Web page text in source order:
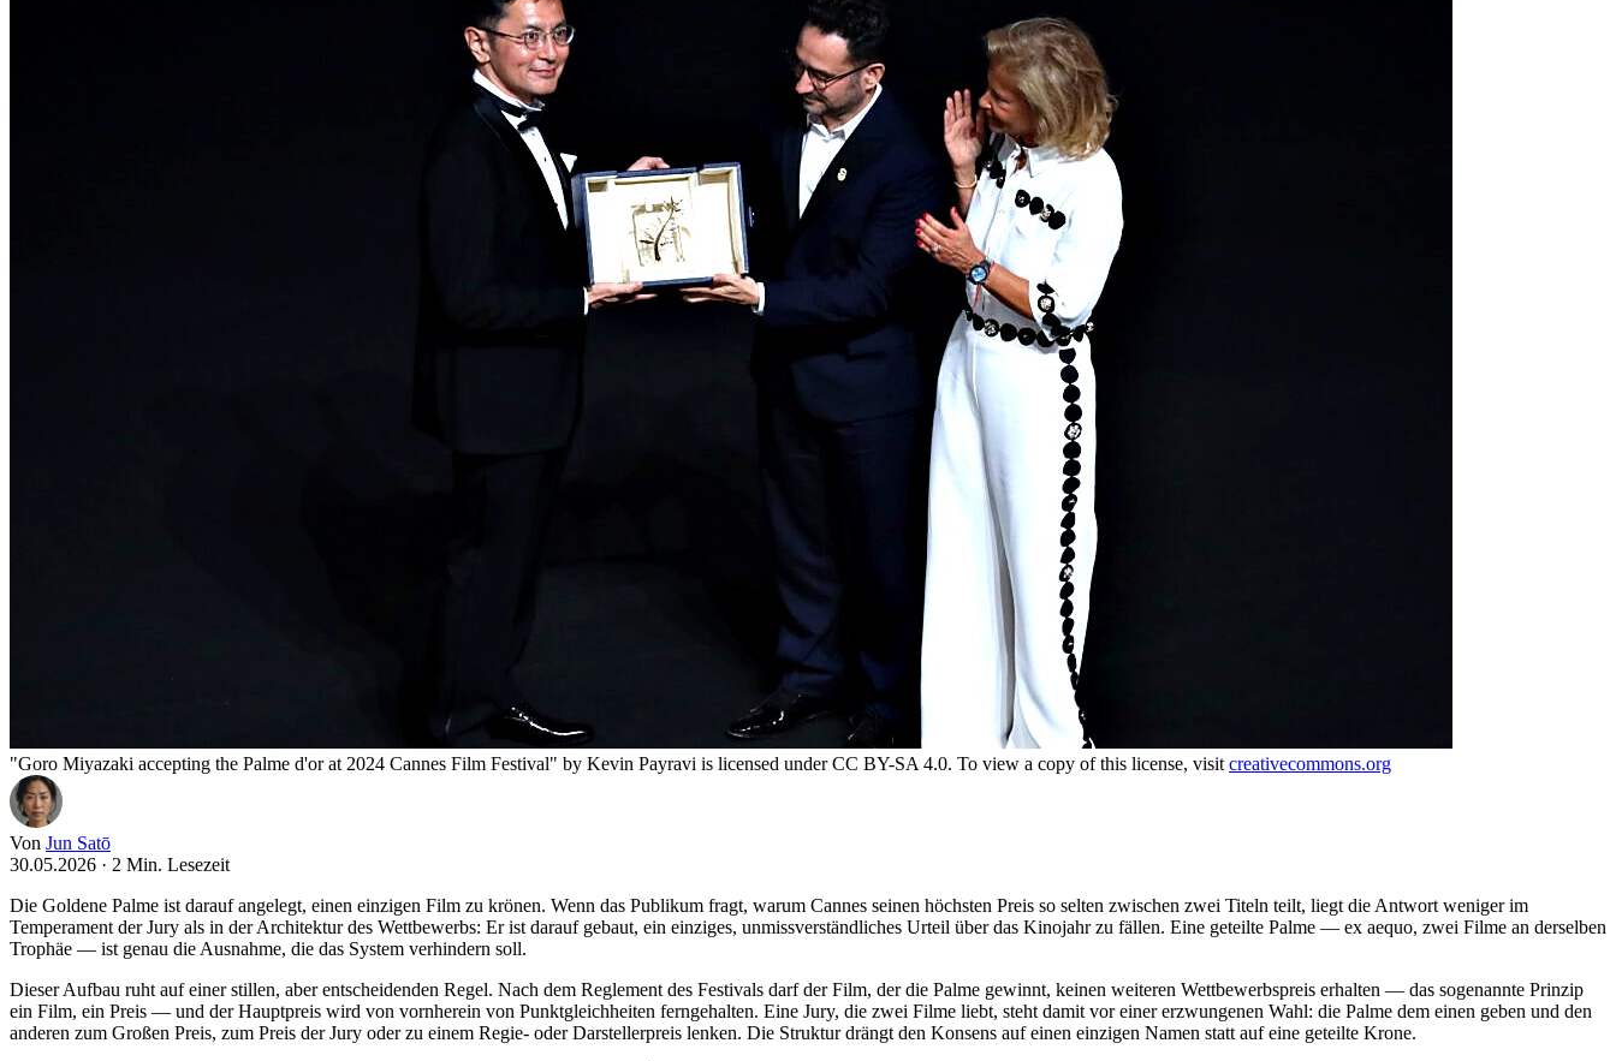
"Goro Miyazaki accepting the Palme d'or at 2024 Cannes Film Festival" by Kevin Payravi is licensed under CC BY-SA 4.0. To view a copy of this license, visit creativecommons.org
Von Jun Satō
30.05.2026 · 2 Min. Lesezeit
Die Goldene Palme ist darauf angelegt, einen einzigen Film zu krönen. Wenn das Publikum fragt, warum Cannes seinen höchsten Preis so selten zwischen zwei Titeln teilt, liegt die Antwort weniger im
Temperament der Jury als in der Architektur des Wettbewerbs: Er ist darauf gebaut, ein einziges, unmissverständliches Urteil über das Kinojahr zu fällen. Eine geteilte Palme — ex aequo, zwei Filme an derselben
Trophäe — ist genau die Ausnahme, die das System verhindern soll.
Dieser Aufbau ruht auf einer stillen, aber entscheidenden Regel. Nach dem Reglement des Festivals darf der Film, der die Palme gewinnt, keinen weiteren Wettbewerbspreis erhalten — das sogenannte Prinzip
ein Film, ein Preis — und der Hauptpreis wird von vornherein von Punktgleichheiten ferngehalten. Eine Jury, die zwei Filme liebt, steht damit vor einer erzwungenen Wahl: die Palme dem einen geben und den
anderen zum Großen Preis, zum Preis der Jury oder zu einem Regie- oder Darstellerpreis lenken. Die Struktur drängt den Konsens auf einen einzigen Namen statt auf eine geteilte Krone.